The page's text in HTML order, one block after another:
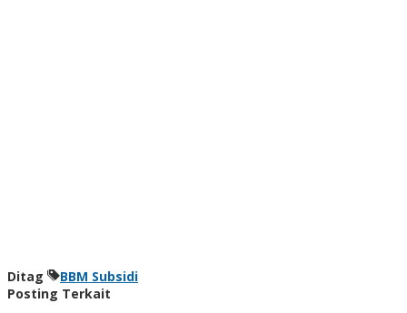
Ditag
BBM Subsidi
Posting Terkait